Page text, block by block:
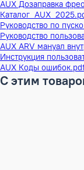
ШxГxВ
Вес
Высота в упаковке
Ширина в упаковке
Глубина в упаковке
ШxГxВ в упаковке
Объем Брутто